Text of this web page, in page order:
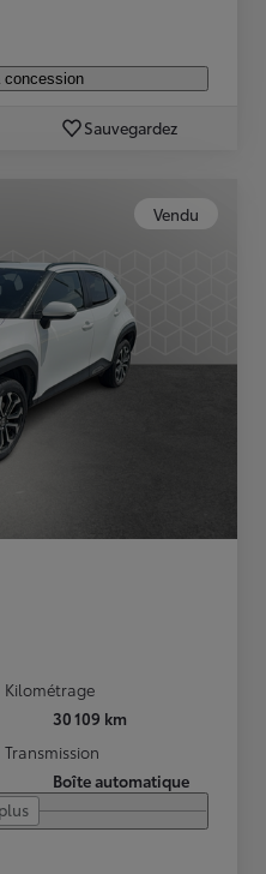
concession
Sauvegardez
Vendu
Kilométrage
30 109 km
Transmission
Boîte automatique